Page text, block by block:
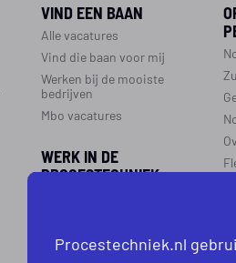
VIND EEN BAAN
Alle vacatures
Vind die baan voor mij
Werken bij de mooiste
bedrijven
Mbo vacatures
WERK IN DE
PROCESTECHNIEK
Werken als procesoperator
Procestechniek.nl